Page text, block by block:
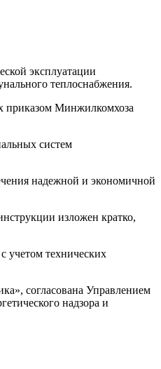
эксплуатации
теплоснабжения.
приказом Минжилкомхоза
систем
надежной и экономичной
изложен кратко,
учетом технических
согласована Управлением
надзора и